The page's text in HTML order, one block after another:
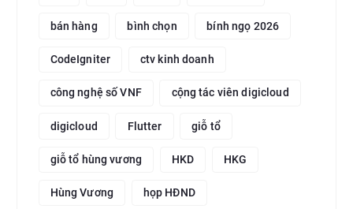
bán hàng bình chọn bính ngọ 2026
CodeIgniter ctv kinh doanh
công nghệ số VNF cộng tác viên digicloud
digicloud Flutter giỗ tổ
giỗ tổ hùng vương HKD HKG
Hùng Vương họp HĐND